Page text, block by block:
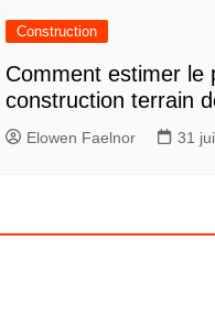
Construction
Comment estimer le
construction terrain
Elowen Faelnor 31